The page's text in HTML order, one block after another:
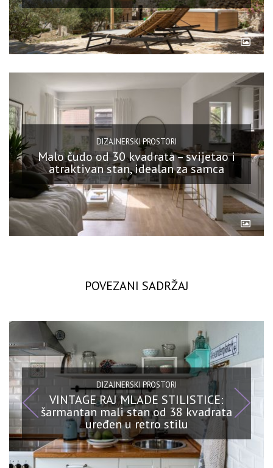
DIZAJNERSKI PROSTORI
Malo čudo od 30 kvadrata – svijetao i
atraktivan stan, idealan za samca
POVEZANI SADRŽAJ
DIZAJNERSKI PROSTORI
VINTAGE RAJ MLADE STILISTICE:
šarmantan mali stan od 38 kvadrata
uređen u retro stilu